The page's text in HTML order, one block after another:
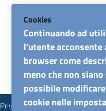
Avvisi
Faq
Offerta formativa
Orario lezioni
Privacy
Cookies
Continuando ad
l'utente
browser come
meno che non
possibile
cookie nelle